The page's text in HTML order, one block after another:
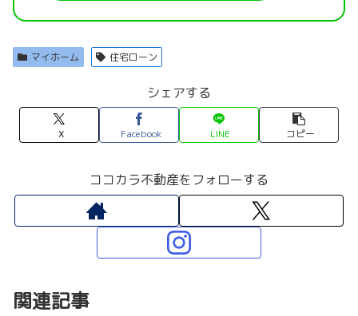
マイホーム 住宅ローン
シェアする
X Facebook LINE コピー
ココカラ不動産をフォローする
関連記事